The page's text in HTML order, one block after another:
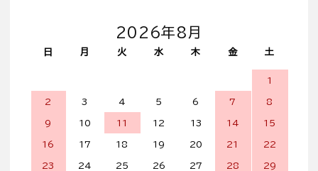
2026年8月
日 月 火 水 木 金 土
1
2 3 4 5 6 7 8
9 10 11 12 13 14 15
16 17 18 19 20 21 22
23 24 25 26 27 28 29